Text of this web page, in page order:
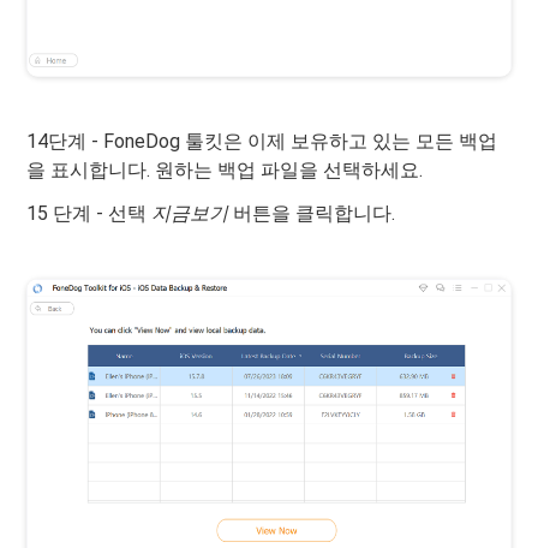
14단계 - FoneDog 툴킷은 이제 보유하고 있는 모든 백업
을 표시합니다. 원하는 백업 파일을 선택하세요.
15 단계 - 선택 지금보기버튼을 클릭합니다.